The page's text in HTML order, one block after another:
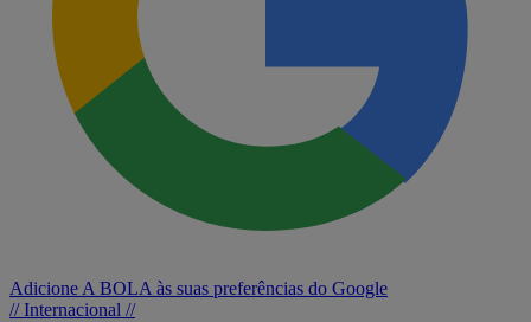
Adicione A BOLA às suas preferências do Google
// Internacional //